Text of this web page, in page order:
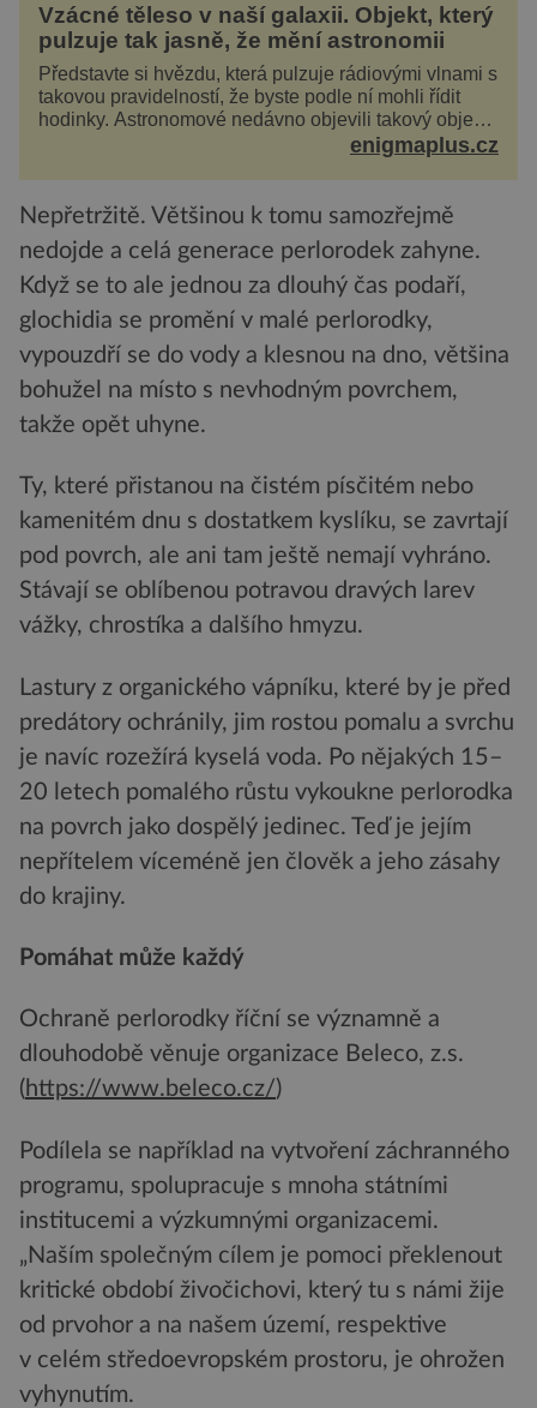
Vzácné těleso v naší galaxii. Objekt, který
pulzuje tak jasně, že mění astronomii
Představte si hvězdu, která pulzuje rádiovými vlnami s
takovou pravidelností, že byste podle ní mohli řídit
hodinky. Astronomové nedávno objevili takový objekt
v naší vlastní galaxii, ale jeho chování...enigmaplus.cz
Nepřetržitě. Většinou k tomu samozřejmě
nedojde a celá generace perlorodek zahyne.
Když se to ale jednou za dlouhý čas podaří,
glochidia se promění v malé perlorodky,
vypouzdří se do vody a klesnou na dno, většina
bohužel na místo s nevhodným povrchem,
takže opět uhyne.
Ty, které přistanou na čistém písčitém nebo
kamenitém dnu s dostatkem kyslíku, se zavrtají
pod povrch, ale ani tam ještě nemají vyhráno.
Stávají se oblíbenou potravou dravých larev
vážky, chrostíka a dalšího hmyzu.
Lastury z organického vápníku, které by je před
predátory ochránily, jim rostou pomalu a svrchu
je navíc rozežírá kyselá voda. Po nějakých 15–
20 letech pomalého růstu vykoukne perlorodka
na povrch jako dospělý jedinec. Teď je jejím
nepřítelem víceméně jen člověk a jeho zásahy
do krajiny.
Pomáhat může každý
Ochraně perlorodky říční se významně a
dlouhodobě věnuje organizace Beleco, z.s.
( https://www.beleco.cz/)
Podílela se například na vytvoření záchranného
programu, spolupracuje s mnoha státními
institucemi a výzkumnými organizacemi.
„Naším společným cílem je pomoci překlenout
kritické období živočichovi, který tu s námi žije
od prvohor a na našem území, respektive
v celém středoevropském prostoru, je ohrožen
vyhynutím.